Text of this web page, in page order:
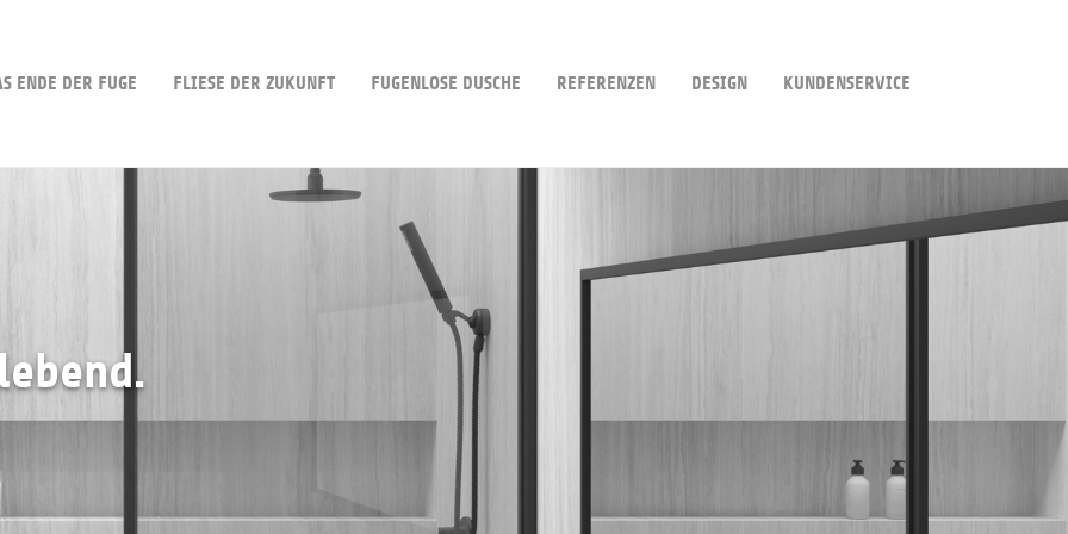
ENDE DER FUGE FLIESE DER ZUKUNFT FUGENLOSE DUSCHE REFERENZEN DESIGN KUNDENSERVICE